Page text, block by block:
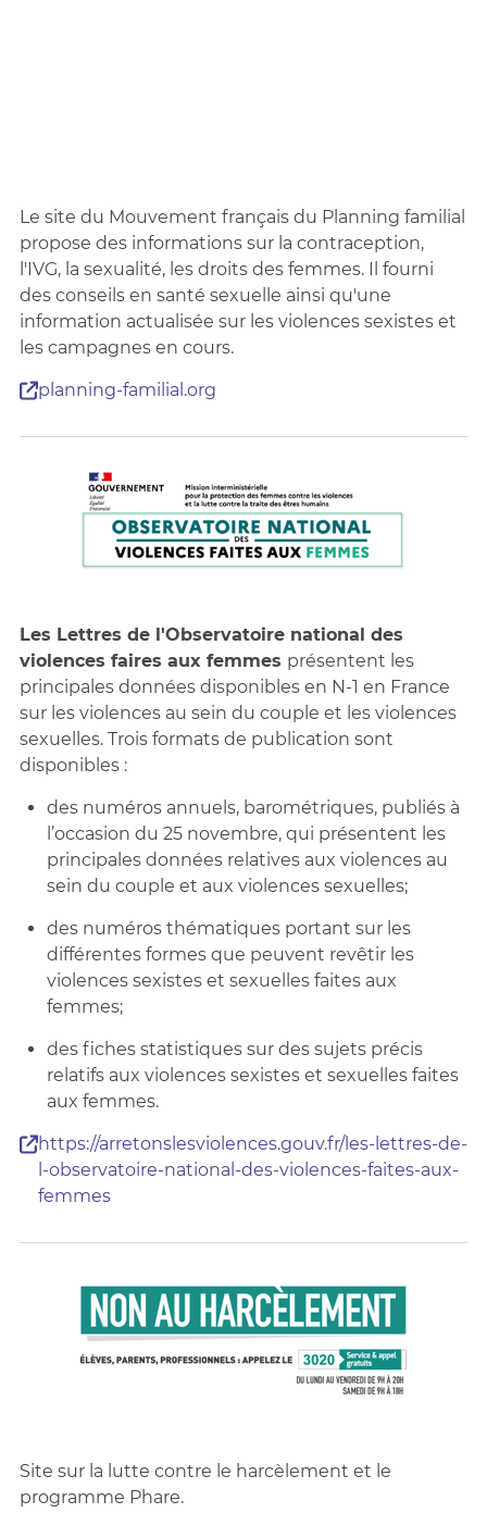
Le site du Mouvement français du Planning familial
propose des informations sur la contraception,
l'IVG, la sexualité, les droits des femmes. Il fourni
des conseils en santé sexuelle ainsi qu'une
information actualisée sur les violences sexistes et
les campagnes en cours.
planning-familial.org
Les Lettres de l'Observatoire national des
violences faires aux femmes présentent les
principales données disponibles en N-1 en France
sur les violences au sein du couple et les violences
sexuelles. Trois formats de publication sont
disponibles :
des numéros annuels, barométriques, publiés à
l’occasion du 25 novembre, qui présentent les
principales données relatives aux violences au
sein du couple et aux violences sexuelles;
des numéros thématiques portant sur les
différentes formes que peuvent revêtir les
violences sexistes et sexuelles faites aux
femmes;
des fiches statistiques sur des sujets précis
relatifs aux violences sexistes et sexuelles faites
aux femmes.
https://arretonslesviolences.gouv.fr/les-lettres-de-
l-observatoire-national-des-violences-faites-aux-
femmes
Site sur la lutte contre le harcèlement et le
programme Phare.